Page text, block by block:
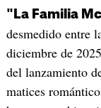
"La Familia
desmedido entre
diciembre de
del lanzamiento
matices